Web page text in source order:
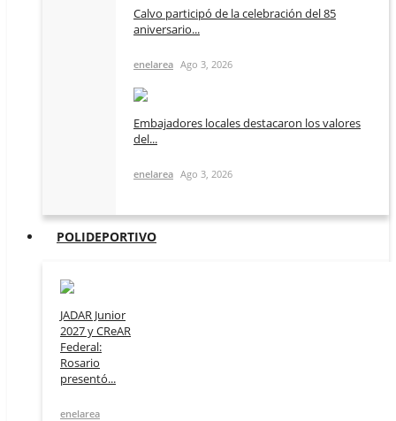
Calvo participó de la celebración del 85
aniversario...
enelarea Ago 3, 2026
Embajadores locales destacaron los valores
del...
enelarea Ago 3, 2026
POLIDEPORTIVO
JADAR Junior
2027 y CReAR
Federal:
Rosario
presentó...
enelarea